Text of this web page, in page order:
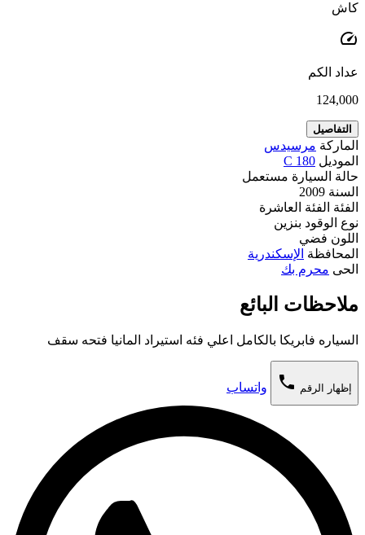
كاش
speed
عداد الكم
124,000
التفاصيل
الماركة مرسيدس
الموديل C 180
حالة السيارة مستعمل
السنة 2009
الفئة الفئة العاشرة
نوع الوقود بنزين
اللون فضي
المحافظة الإسكندرية
الحى محرم بك
ملاحظات البائع
السياره فابريكا بالكامل اعلي فئه استيراد المانيا فتحه سقف
إظهار الرقم phone واتساب